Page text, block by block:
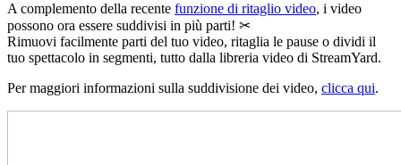
A complemento della recente funzione di ritaglio video, i video
possono ora essere suddivisi in più parti! ✂
Rimuovi facilmente parti del tuo video, ritaglia le pause o dividi il
tuo spettacolo in segmenti, tutto dalla libreria video di StreamYard.
Per maggiori informazioni sulla suddivisione dei video, clicca qui.